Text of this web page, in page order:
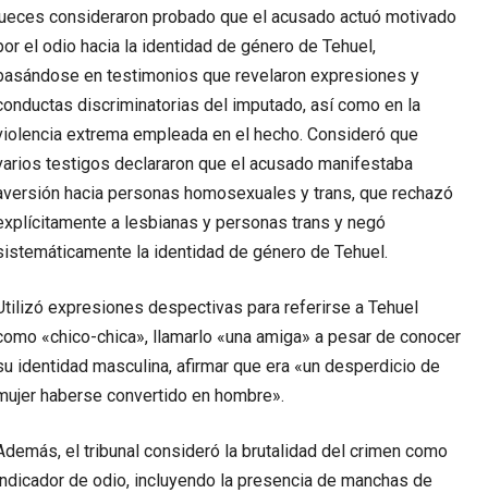
consideraron probado que el acusado actuó motivado
el odio hacia la identidad de género de Tehuel,
en testimonios que revelaron expresiones y
discriminatorias del imputado, así como en la
extrema empleada en el hecho. Consideró que
testigos declararon que el acusado manifestaba
hacia personas homosexuales y trans, que rechazó
a lesbianas y personas trans y negó
la identidad de género de Tehuel.
expresiones despectivas para referirse a Tehuel
«chico-chica», llamarlo «una amiga» a pesar de conocer
identidad masculina, afirmar que era «un desperdicio de
haberse convertido en hombre».
el tribunal consideró la brutalidad del crimen como
de odio, incluyendo la presencia de manchas de